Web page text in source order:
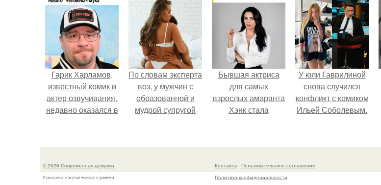
Гарик Харламов,
известный комик и
актер озвучивания,
недавно оказался в
над озвучкой
колобка.
По словам эксперта
воз, у мужчин с
образованной и
мудрой супругой
смерти якобы на
Бывшая актриса
для самых
взрослых амаранта
Хэнк стала
У юли Гаврилиной
снова случился
конфликт с комиком
Ильей Соболевым.
© 2026 Современная девушка
Изысканная и жгучая женская страничка
Контакты
Пользовательское соглашение
Политика конфидециальности